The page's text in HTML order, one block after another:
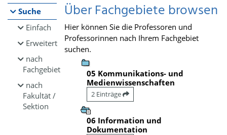
Suche
Einfach
Erweitert
nach
Fachgebiet
nach
Fakultät /
Sektion
Über Fachgebiete browsen
Hier können Sie die Professoren und
Professorinnen nach Ihrem Fachgebiet
suchen.
05 Kommunikations- und
Medienwissenschaften
2 Einträge
06 Information und
Dokumentation